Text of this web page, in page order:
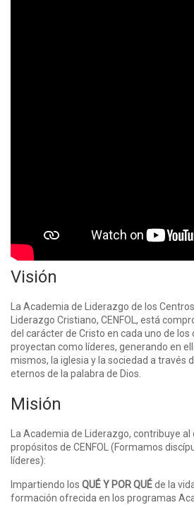
Visión
La Academia de Liderazgo de los
Liderazgo Cristiano, CENFOL, está
del carácter de Cristo en cada uno de los
proyectan como líderes, generando en
mismos, la iglesia y la sociedad a través
eternos de la palabra de Dios.
Misión
La Academia de Liderazgo, contribuye al
propósitos de CENFOL (Formamos
líderes):
Impartiendo los QUÉ Y POR QUÉde la
formación ofrecida en los programas